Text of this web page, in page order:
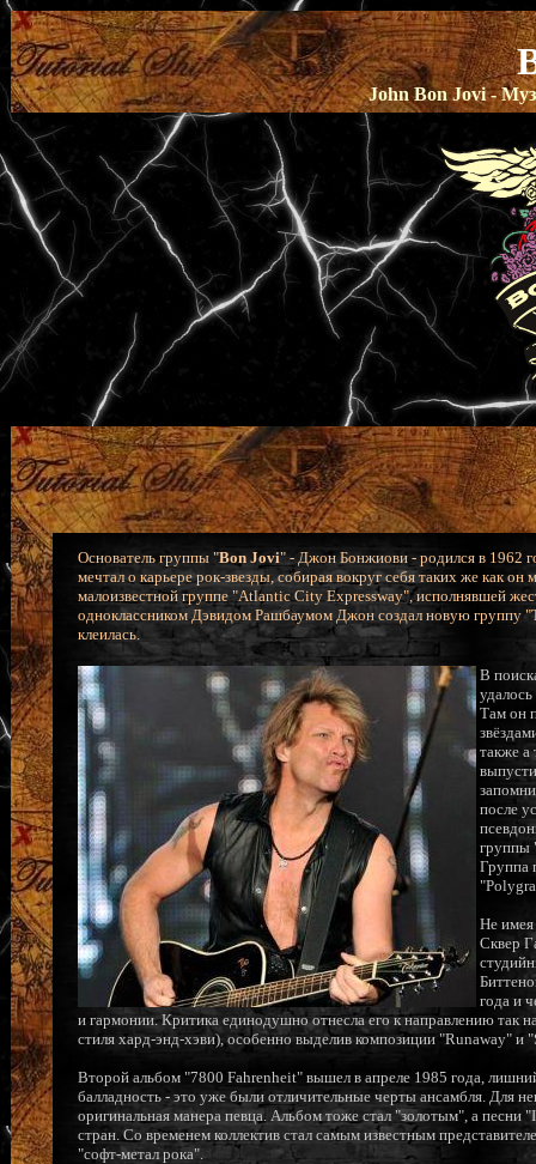
John Bon Jovi -
Основатель группы "Bon Jovi" - Джон Бонжиови - родился в 1962
мечтал о карьере рок-звезды, собирая вокруг себя таких же как
малоизвестной группе "Atlantic City Expressway", исполнявшей
одноклассником Дэвидом Рашбаумом Джон создал новую группу
клеилась.
В
Там он
также а
после
группы
Группа
Не имея
Сквер
года и
и гармонии. Критика единодушно отнесла его к направлению так
стиля хард-энд-хэви), особенно выделив композиции "Runaway"
Второй альбом "7800 Fahrenheit" вышел в апреле 1985 года,
балладность - это уже были отличительные черты ансамбля. Для
оригинальная манера певца. Альбом тоже стал "золотым", а
стран. Со временем коллектив стал самым известным
"софт-метал рока".